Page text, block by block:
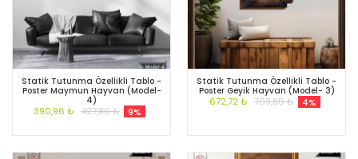
Statik Tutunma Özellikli Tablo -
Poster Maymun Hayvan (Model-
4)
390,96 ₺ 427,80 ₺ 9%
Statik Tutunma Özellikli Tablo -
Poster Geyik Hayvan (Model- 3)
672,72 ₺ 703,80 ₺ 4%